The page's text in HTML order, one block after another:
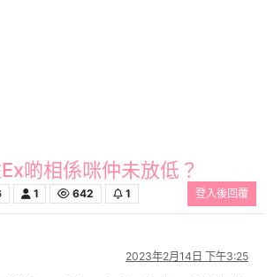
啲相係咪仲未放低？
1 642 1 登入後回覆
2023年2月14日 下午3:25